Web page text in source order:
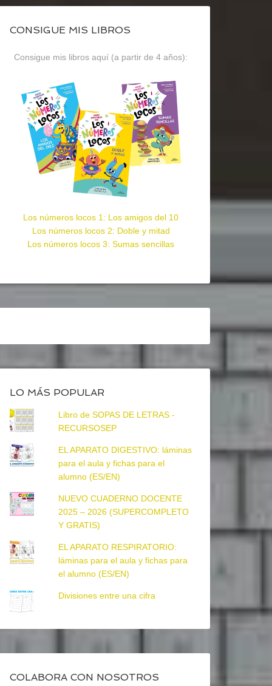
CONSIGUE MIS LIBROS
Consigue mis libros aquí (a partir de 4 años):
Los números locos 1: Los amigos del 10
Los números locos 2: Doble y mitad
Los números locos 3: Sumas sencillas
LO MÁS POPULAR
Libro de SOPAS DE LETRAS -
RECURSOSEP
EL APARATO DIGESTIVO: láminas
para el aula y fichas para el
alumno (ES/EN)
NUEVO CUADERNO DOCENTE
2025 – 2026 (SUPERCOMPLETO
Y GRATIS)
EL APARATO RESPIRATORIO:
láminas para el aula y fichas para
el alumno (ES/EN)
Divisiones entre una cifra
COLABORA CON NOSOTROS